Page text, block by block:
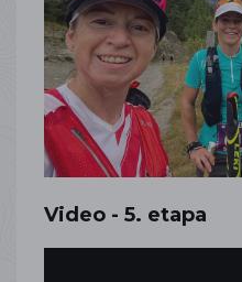
Video - 5. etapa